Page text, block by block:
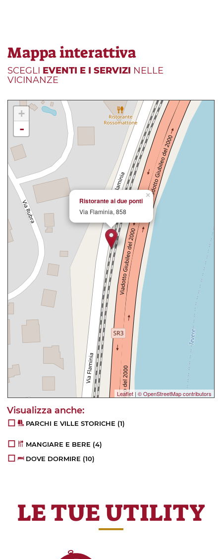
Mappa interattiva
SCEGLI EVENTI E I SERVIZI NELLE
VICINANZE
×
Ristorante ai due ponti
Via Flaminia, 858
+
-
Leaflet | © OpenStreetMap contributors
PARCHI E VILLE STORICHE (1)
MANGIARE E BERE (4)
DOVE DORMIRE (10)
LE TUE UTILITY